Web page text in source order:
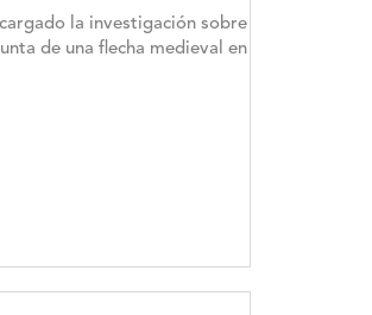
la investigación sobre
de una flecha medieval en